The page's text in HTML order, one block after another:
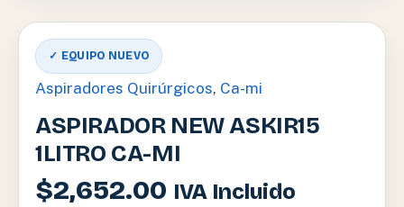
✓ EQUIPO NUEVO
Aspiradores Quirúrgicos, Ca-mi
ASPIRADOR NEW ASKIR15
1LITRO CA-MI
$2,652.00 IVA Incluido